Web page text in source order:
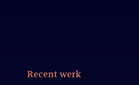
Recent werk